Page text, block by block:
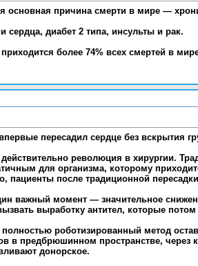
основная причина смерти в мире —
сердца, диабет 2 типа, инсульты и рак.
приходится более 74% всех смертей в
пересадил сердце без вскрытия
революция в хирургии.
для организма, которому
пациенты после традиционной
важный момент — значительное
выработку антител, которые
роботизированный метод
в предбрюшинном пространстве,
донорское.